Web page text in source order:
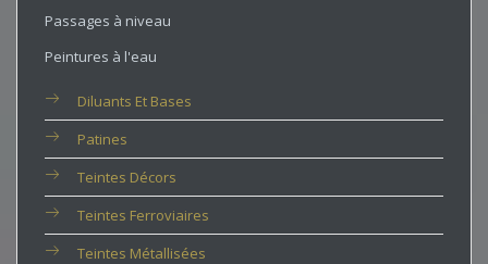
Passages à niveau
Peintures à l'eau
Diluants Et Bases
Patines
Teintes Décors
Teintes Ferroviaires
Teintes Métallisées